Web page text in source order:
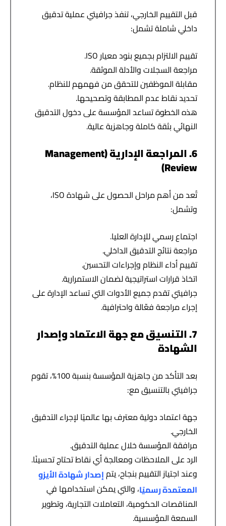
قبل التقييم الخارجي، تنفذ جرافيتي عملية تدقيق
داخلي شاملة تشمل:
تقييم الالتزام بجميع بنود معيار ISO.
مراجعة السجلات والأدلة الموثقة.
مقابلة الموظفين للتحقق من فهمهم للنظام.
تحديد نقاط عدم المطابقة وتصحيحها.
هذه الخطوة تساعد المؤسسة على دخول التدقيق
النهائي بثقة كاملة وجاهزية عالية.
6. المراجعة الإدارية (Management
Review)
تُعد من أهم مراحل الحصول على شهادة ISO،
وتشمل:
اجتماع رسمي للإدارة العليا.
مراجعة نتائج التدقيق الداخلي.
تقييم أداء النظام وإجراءات التحسين.
اتخاذ قرارات استراتيجية لضمان الاستمرارية.
جرافيتي تقدم جميع الأدوات التي تساعد الإدارة على
إجراء مراجعة فعّالة واحترافية.
7. التنسيق مع جهة الاعتماد وإصدار
الشهادة
بعد التأكد من جاهزية المؤسسة بنسبة 100%، تقوم
جرافيتي بالتنسيق مع:
جهة اعتماد دولية معترف بها عالميًا لإجراء التدقيق
الخارجي.
مرافقة المؤسسة خلال عملية التدقيق.
الرد على الملاحظات ومعالجة أي نقاط تحتاج تحسينًا.
وعند اجتياز التقييم بنجاح، يتمإصدار شهادة الأيزو
المعتمدة رسميًا، والتي يمكن استخدامها في
المناقصات الحكومية، التعاملات التجارية، وتطوير
السمعة المؤسسية.